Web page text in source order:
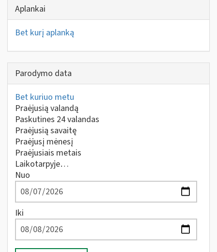
Aplankai
Bet kurį aplanką
Parodymo data
Bet kuriuo metu
Praėjusią valandą
Paskutines 24 valandas
Praėjusią savaitę
Praėjusį mėnesį
Praėjusiais metais
Laikotarpyje…
Nuo
Iki